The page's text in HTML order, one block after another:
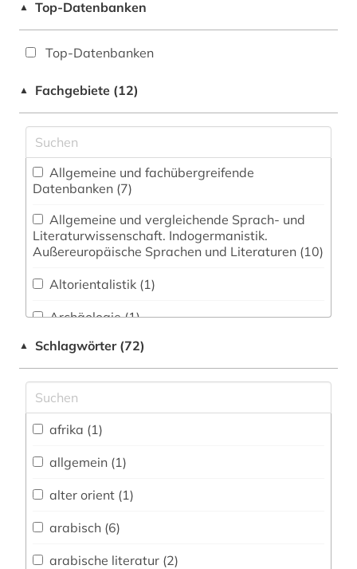
▲ Top-Datenbanken
Top-Datenbanken
▲ Fachgebiete (12)
Datenbanken (7)
Literaturwissenschaft. Indogermanistik.
Außereuropäische Sprachen und Literaturen (10)
Altorientalistik (1)
Archäologie (1)
Geographie (1)
Geschichte (11)
Orientalistik (24)
▲ Schlagwörter (72)
afrika (1)
allgemein (1)
alter orient (1)
arabisch (6)
arabische literatur (2)